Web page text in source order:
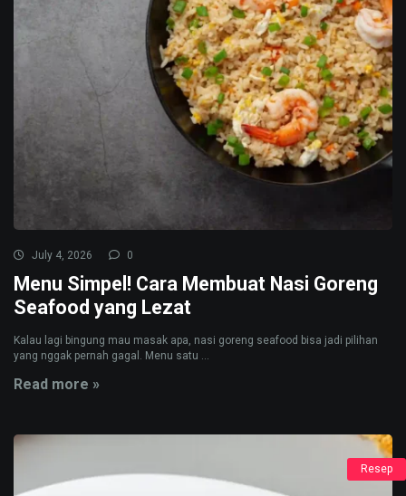
July 4, 2026 0
Menu Simpel! Cara Membuat Nasi Goreng
Seafood yang Lezat
Kalau lagi bingung mau masak apa, nasi goreng seafood bisa jadi pilihan
yang nggak pernah gagal. Menu satu ...
Read more »
Resep